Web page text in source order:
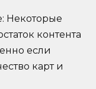
Некоторые
контента
если
карт и